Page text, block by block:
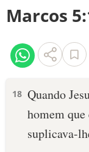
NOVO
VERSÍCULOS
PALAVRA DO DIA
Marcos
18 Quando
homem
suplicava-